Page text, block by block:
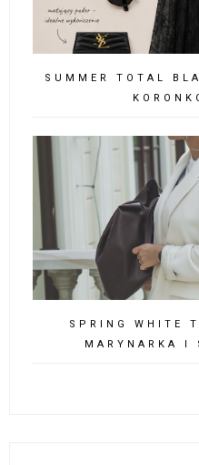
SUMMER TOTAL
SPRING WHITE
MARYNARKA I